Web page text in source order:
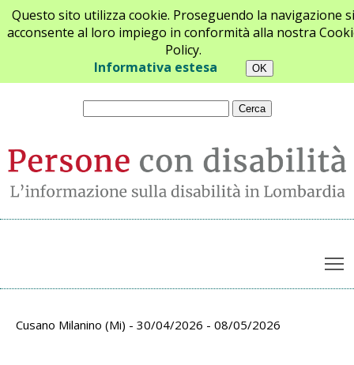
Questo sito utilizza cookie. Proseguendo la navigazione si
acconsente al loro impiego in conformità alla nostra
Policy.
Informativa estesa
Chi siamo Newsletter Contatti
Prossimi appuntamenti
Cusano Milanino (Mi) - 30/04/2026 - 08/05/2026